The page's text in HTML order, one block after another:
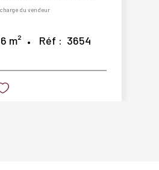
du vendeur
m² Réf : 3654